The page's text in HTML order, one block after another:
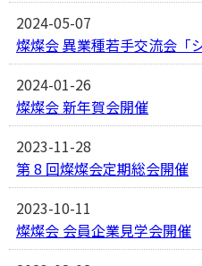
2024-05-07
燦燦会 異業種若手交流会「
2024-01-26
燦燦会 新年賀会開催
2023-11-28
第 8 回燦燦会定期総会開催
2023-10-11
燦燦会 会員企業見学会開催